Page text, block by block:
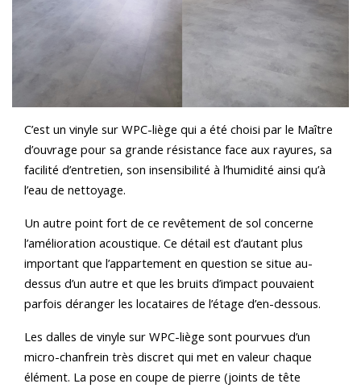
C’est un vinyle sur WPC-liège qui a été choisi par le Maître
d’ouvrage pour sa grande résistance face aux rayures, sa
facilité d’entretien, son insensibilité à l’humidité ainsi qu’à
l’eau de nettoyage.
Un autre point fort de ce revêtement de sol concerne
l’amélioration acoustique. Ce détail est d’autant plus
important que l’appartement en question se situe au-
dessus d’un autre et que les bruits d’impact pouvaient
parfois déranger les locataires de l’étage d’en-dessous.
Les dalles de vinyle sur WPC-liège sont pourvues d’un
micro-chanfrein très discret qui met en valeur chaque
élément. La pose en coupe de pierre (joints de tête